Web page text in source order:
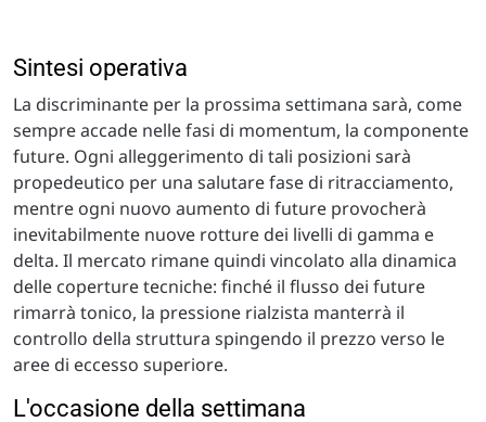
Sintesi operativa
La discriminante per la prossima settimana sarà, come
sempre accade nelle fasi di momentum, la componente
future. Ogni alleggerimento di tali posizioni sarà
propedeutico per una salutare fase di ritracciamento,
mentre ogni nuovo aumento di future provocherà
inevitabilmente nuove rotture dei livelli di gamma e
delta. Il mercato rimane quindi vincolato alla dinamica
delle coperture tecniche: finché il flusso dei future
rimarrà tonico, la pressione rialzista manterrà il
controllo della struttura spingendo il prezzo verso le
aree di eccesso superiore.
L'occasione della settimana